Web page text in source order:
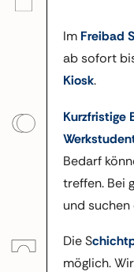
Im Freibad
ab sofort
Kiosk.
Kurzfristige
Bedarf
treffen. Bei
und
Die S
möglich.